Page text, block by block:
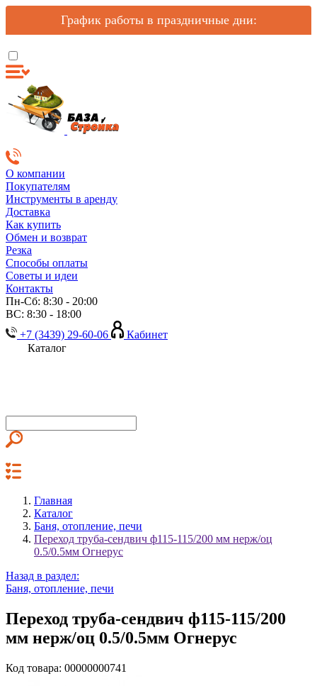
График работы в праздничные дни:
О компании
Покупателям
Инструменты в аренду
Доставка
Как купить
Обмен и возврат
Резка
Способы оплаты
Советы и идеи
Контакты
Пн-Сб: 8:30 - 20:00
ВС: 8:30 - 18:00
+7 (3439) 29-60-06
Кабинет
Каталог
Главная
Каталог
Баня, отопление, печи
Переход труба-сендвич ф115-115/200 мм нерж/оц
0.5/0.5мм Огнерус
Назад в раздел:
Баня, отопление, печи
Переход труба-сендвич ф115-115/200
мм нерж/оц 0.5/0.5мм Огнерус
Код товара: 00000000741